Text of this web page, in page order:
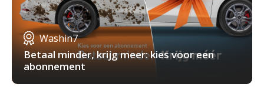
Washin7
Betaal minder, krijg meer: kies voor een
abonnement